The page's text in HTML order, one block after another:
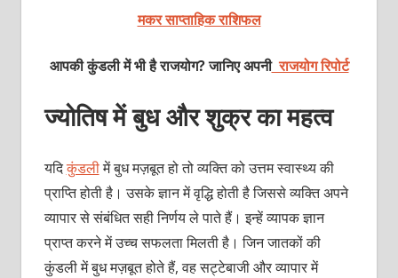
मकर साप्ताहिक राशिफल
आपकी कुंडली में भी है राजयोग? जानिए अपनीराजयोग रिपोर्ट
ज्‍योतिष में बुध और शुक्र का महत्‍व
यदिकुंडलीमें बुध मज़बूत हो तो व्‍यक्‍ति को उत्तम स्‍वास्‍थ्‍य की
प्राप्ति होती है। उसके ज्ञान में वृद्धि होती है जिससे व्‍यक्‍ति अपने
व्‍यापार से संबंधित सही निर्णय ले पाते हैं। इन्‍हें व्यापक ज्ञान
प्राप्त करने में उच्च सफलता मिलती है। जिन जातकों की
कुंडली में बुध मज़बूत होते हैं, वह सट्टेबाजी और व्यापार में